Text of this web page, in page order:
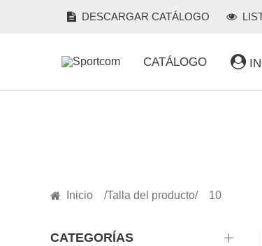
DESCARGAR CATÁLOGO
CATÁLOGO
Inicio Talla del producto 10
CATEGORÍAS